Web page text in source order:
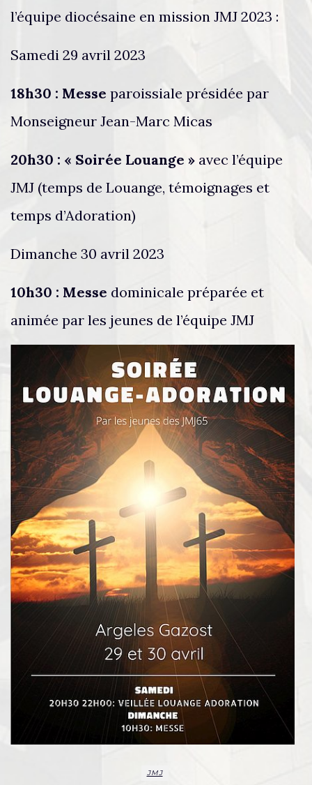
l’équipe diocésaine en mission JMJ 2023 :
Samedi 29 avril 2023
18h30 : Messe paroissiale présidée par
Monseigneur Jean-Marc Micas
20h30 : « Soirée Louange » avec l’équipe
JMJ (temps de Louange, témoignages et
temps d’Adoration)
Dimanche 30 avril 2023
10h30 : Messe dominicale préparée et
animée par les jeunes de l’équipe JMJ
JMJ